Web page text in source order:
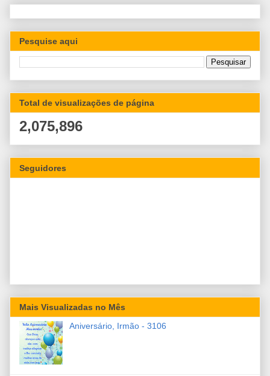
Pesquise aqui
Total de visualizações de página
2,075,896
Seguidores
Mais Visualizadas no Mês
Aniversário, Irmão - 3106